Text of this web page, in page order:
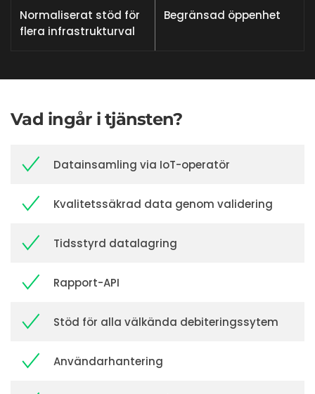
Normaliserat stöd för
flera infrastrukturval
Begränsad öppenhet
Vad ingår i tjänsten?
Datainsamling via IoT-operatör
Kvalitetssäkrad data genom validering
Tidsstyrd datalagring
Rapport-API
Stöd för alla välkända debiteringssytem
Användarhantering